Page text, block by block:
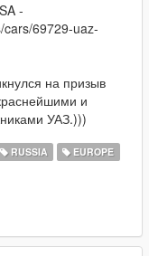
-
cars/69729-uaz-
на призыв
и
УАЗ.)))
RUSSIA EUROPE